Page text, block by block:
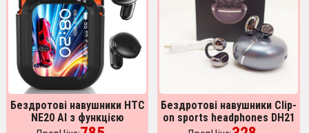
Бездротові навушники HTC
NE20 AI з функцією
переведення в режимі
Бездротові навушники Clip-
on sports headphones DH21
Black